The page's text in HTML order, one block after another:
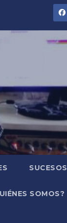
SUCESOS
SOMOS?